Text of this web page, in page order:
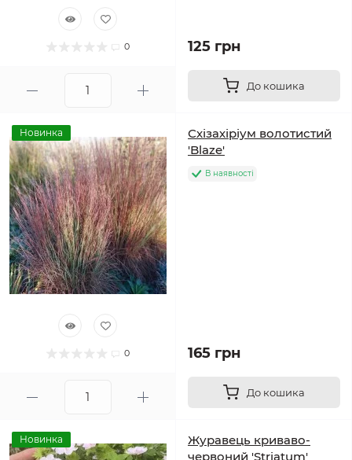
0 125 грн
До кошика
Новинка
0
Схізахіріум волотистий
'Blaze'
В наявності
165 грн
До кошика
Новинка
Журавець криваво-
червоний 'Striatum'